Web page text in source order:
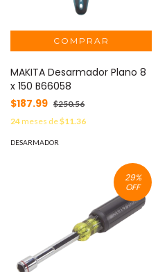
MAKITA Desarmador Plano 8
x 150 B66058
$187.99 $250.56
24meses de$11.36
DESARMADOR
29%
OFF